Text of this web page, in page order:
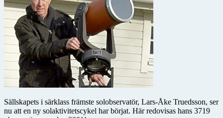
Sällskapets i särklass främste solobservatör, Lars-Åke Truedsson, ser
nu att en ny solaktivitetscykel har börjat. Här redovisas hans 3719